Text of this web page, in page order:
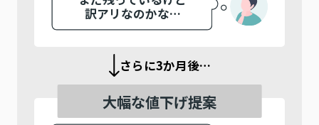
訳アリなのかな…
さらに3か月後…
大幅な値下げ提案